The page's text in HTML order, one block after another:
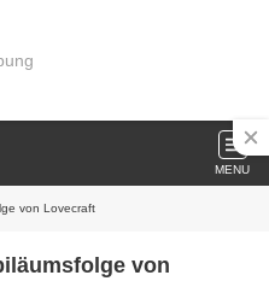
MENU
von Lovecraft
von